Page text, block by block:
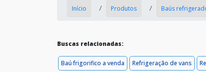
Início Produtos Baús
Buscas relacionadas:
Baú frigorifico a venda Refrigeração de vans